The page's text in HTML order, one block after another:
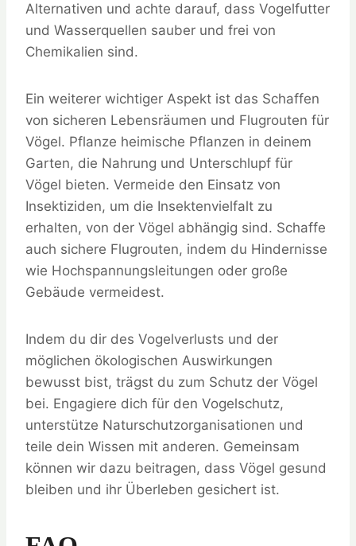
Alternativen und achte darauf, dass Vogelfutter
und Wasserquellen sauber und frei von
Chemikalien sind.
Ein weiterer wichtiger Aspekt ist das Schaffen
von sicheren Lebensräumen und Flugrouten für
Vögel. Pflanze heimische Pflanzen in deinem
Garten, die Nahrung und Unterschlupf für
Vögel bieten. Vermeide den Einsatz von
Insektiziden, um die Insektenvielfalt zu
erhalten, von der Vögel abhängig sind. Schaffe
auch sichere Flugrouten, indem du Hindernisse
wie Hochspannungsleitungen oder große
Gebäude vermeidest.
Indem du dir des Vogelverlusts und der
möglichen ökologischen Auswirkungen
bewusst bist, trägst du zum Schutz der Vögel
bei. Engagiere dich für den Vogelschutz,
unterstütze Naturschutzorganisationen und
teile dein Wissen mit anderen. Gemeinsam
können wir dazu beitragen, dass Vögel gesund
bleiben und ihr Überleben gesichert ist.